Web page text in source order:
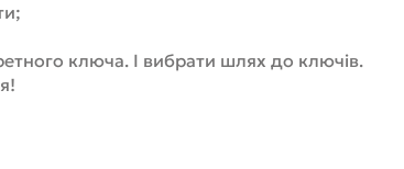
ключа. І вибрати шлях до ключів.